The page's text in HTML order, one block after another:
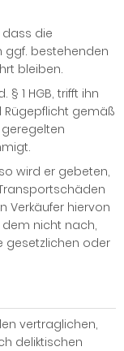
dass die
ggf. bestehenden
bleiben.
1 HGB, trifft ihn
gemäß
geregelten
wird er gebeten,
Verkäufer hiervon
dem nicht nach,
gesetzlichen oder
vertraglichen,
deliktischen